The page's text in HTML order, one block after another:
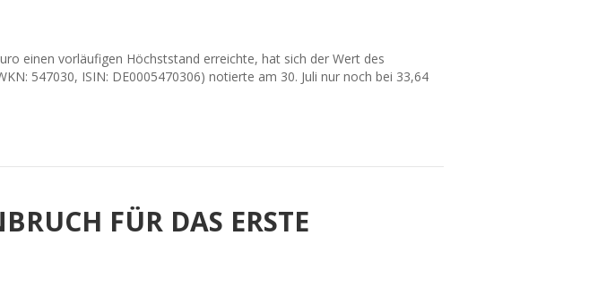
einen vorläufigen Höchststand erreichte, hat sich der Wert des
547030, ISIN: DE0005470306) notierte am 30. Juli nur noch bei 33,64
FÜR DAS ERSTE